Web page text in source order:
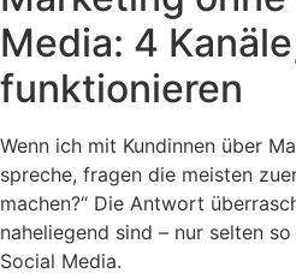
Media: 4
funktionieren
Wenn ich mit Kundinnen über
spreche, fragen die meisten
machen?“ Die Antwort
naheliegend sind – nur selten
Social Media.